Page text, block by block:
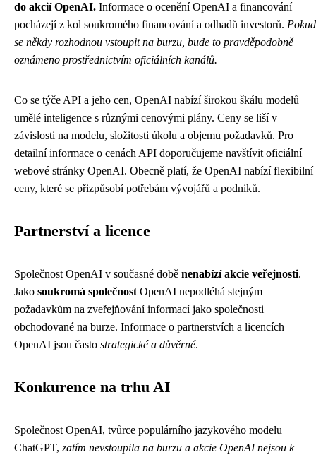
do akcií OpenAI. Informace o ocenění OpenAI a financování
pocházejí z kol soukromého financování a odhadů investorů. Pokud
se někdy rozhodnou vstoupit na burzu, bude to pravděpodobně
oznámeno prostřednictvím oficiálních kanálů.
Co se týče API a jeho cen, OpenAI nabízí širokou škálu modelů
umělé inteligence s různými cenovými plány. Ceny se liší v
závislosti na modelu, složitosti úkolu a objemu požadavků. Pro
detailní informace o cenách API doporučujeme navštívit oficiální
webové stránky OpenAI. Obecně platí, že OpenAI nabízí flexibilní
ceny, které se přizpůsobí potřebám vývojářů a podniků.
Partnerství a licence
Společnost OpenAI v současné době nenabízí akcie veřejnosti.
Jako soukromá společnost OpenAI nepodléhá stejným
požadavkům na zveřejňování informací jako společnosti
obchodované na burze. Informace o partnerstvích a licencích
OpenAI jsou často strategické a důvěrné.
Konkurence na trhu AI
Společnost OpenAI, tvůrce populárního jazykového modelu
ChatGPT, zatím nevstoupila na burzu a akcie OpenAI nejsou k